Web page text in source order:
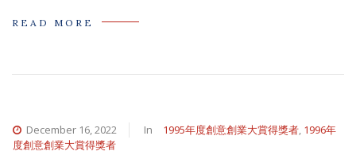
READ MORE
December 16, 2022 In 1995年度創意創業大賞得獎者, 1996年
度創意創業大賞得獎者